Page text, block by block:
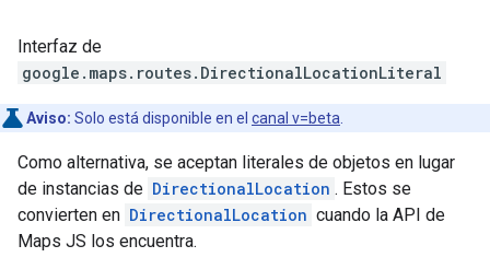
Interfaz de
google.maps.routes. DirectionalLocationLiteral
Aviso: Solo está disponible en el canal v=beta
Como alternativa, se aceptan literales de objetos en lugar
de instancias de DirectionalLocation . Estos se
convierten en DirectionalLocation cuando la API de
Maps JS los encuentra.